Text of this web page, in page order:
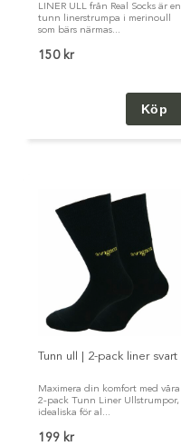
LINER ULL från Real Socks är en
tunn linerstrumpa i merinoull
som bärs närmas...
150 kr
Tunn ull | 2-pack liner svart
Maximera din komfort med våra
2-pack Tunn Liner Ullstrumpor,
idealiska för al...
199 kr